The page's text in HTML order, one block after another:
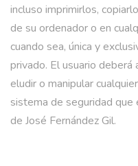
incluso imprimirlos,
de su ordenador o en
cuando sea, única y
privado. El usuario
eludir o manipular
sistema de seguridad que
de José Fernández Gil.